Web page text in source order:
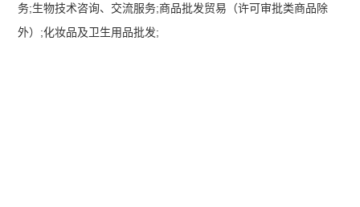
务;生物技术咨询、交流服务;商品批发贸易（许可审批类商品除
外）;化妆品及卫生用品批发;